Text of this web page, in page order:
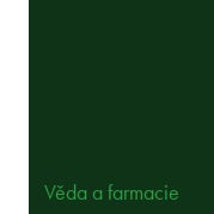
Věda a farmacie